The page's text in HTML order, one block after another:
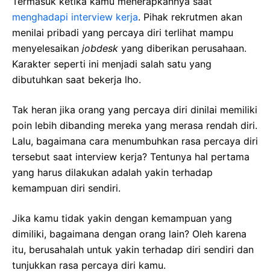
menghadapi interview kerja. Pihak rekrutmen akan
menilai pribadi yang percaya diri terlihat mampu
menyelesaikan jobdesk yang diberikan perusahaan.
Karakter seperti ini menjadi salah satu yang
dibutuhkan saat bekerja lho.
Tak heran jika orang yang percaya diri dinilai memiliki
poin lebih dibanding mereka yang merasa rendah diri.
Lalu, bagaimana cara menumbuhkan rasa percaya diri
tersebut saat interview kerja? Tentunya hal pertama
yang harus dilakukan adalah yakin terhadap
kemampuan diri sendiri.
Jika kamu tidak yakin dengan kemampuan yang
dimiliki, bagaimana dengan orang lain? Oleh karena
itu, berusahalah untuk yakin terhadap diri sendiri dan
tunjukkan rasa percaya diri kamu.